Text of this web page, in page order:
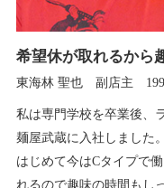
希望休が取れるから
東海林 聖也 副店主
私は専門学校を卒業後、
麺屋武蔵に入社しました
はじめて今はCタイプで
れるので趣味の時間もし